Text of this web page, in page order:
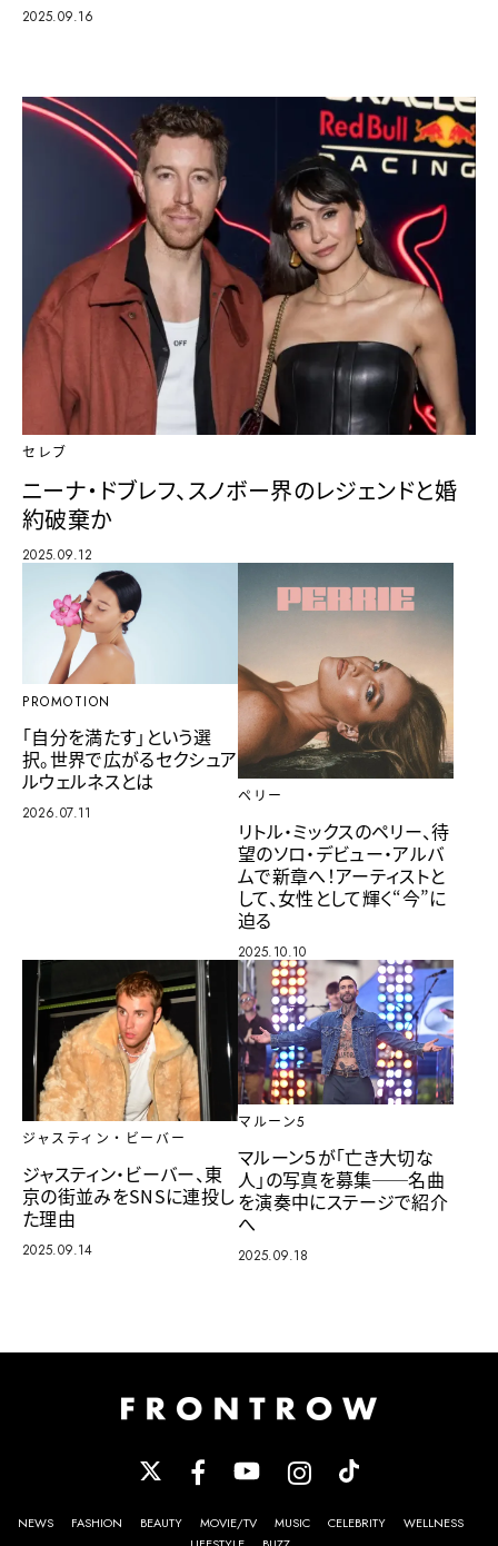
2025.09.16
セレブ
ニーナ・ドブレフ、スノボー界のレジェンドと婚
約破棄か
2025.09.12
PROMOTION
「自分を満たす」という選
択。世界で広がるセクシュア
ルウェルネスとは
2026.07.11
ペリー
リトル・ミックスのペリー、待
望のソロ・デビュー・アルバ
ムで新章へ！アーティストと
して、女性として輝く“今”に
迫る
2025.10.10
ジャスティン・ビーバー
ジャスティン・ビーバー、東
京の街並みをSNSに連投し
た理由
2025.09.14
マルーン5
マルーン５が「亡き大切な
人」の写真を募集──名曲
を演奏中にステージで紹介
へ
2025.09.18
NEWS FASHION BEAUTY MOVIE/TV MUSIC CELEBRITY
WELLNESS